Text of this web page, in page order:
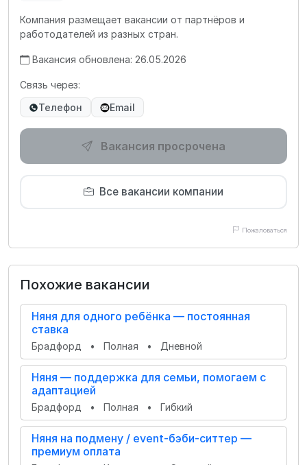
Компания размещает вакансии от партнёров и
работодателей из разных стран.
Вакансия обновлена: 26.05.2026
Связь через:
Телефон
Email
Вакансия просрочена
Все вакансии компании
Пожаловаться
Похожие вакансии
Няня для одного ребёнка — постоянная
ставка
Брадфорд • Полная • Дневной
Няня — поддержка для семьи, помогаем с
адаптацией
Брадфорд • Полная • Гибкий
Няня на подмену / event-бэби-ситтер —
премиум оплата